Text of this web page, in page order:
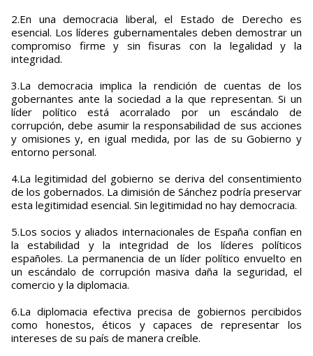
2.En una democracia liberal, el Estado de Derecho es
esencial. Los líderes gubernamentales deben demostrar un
compromiso firme y sin fisuras con la legalidad y la
integridad.
3.La democracia implica la rendición de cuentas de los
gobernantes ante la sociedad a la que representan. Si un
líder político está acorralado por un escándalo de
corrupción, debe asumir la responsabilidad de sus acciones
y omisiones y, en igual medida, por las de su Gobierno y
entorno personal.
4.La legitimidad del gobierno se deriva del consentimiento
de los gobernados. La dimisión de Sánchez podría preservar
esta legitimidad esencial. Sin legitimidad no hay democracia.
5.Los socios y aliados internacionales de España confían en
la estabilidad y la integridad de los líderes políticos
españoles. La permanencia de un líder político envuelto en
un escándalo de corrupción masiva daña la seguridad, el
comercio y la diplomacia.
6.La diplomacia efectiva precisa de gobiernos percibidos
como honestos, éticos y capaces de representar los
intereses de su país de manera creíble.